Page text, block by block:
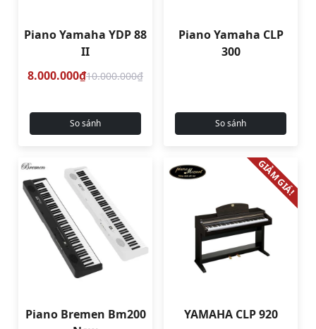
Piano Yamaha YDP 88
II
8.000.000₫10.000.000₫
So sánh
Piano Yamaha CLP
300
So sánh
Piano Bremen Bm200
GIẢM GIÁ!
YAMAHA CLP 920